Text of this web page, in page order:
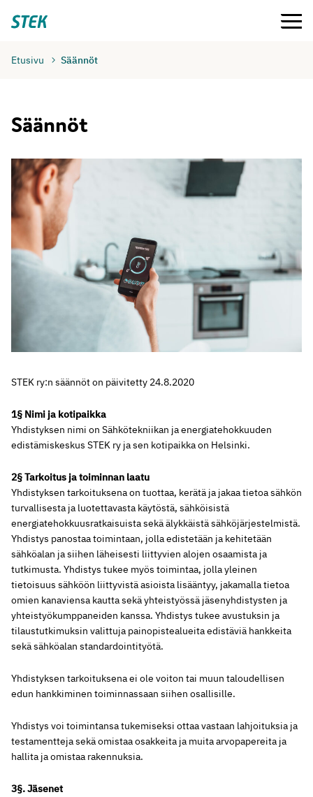
suoraan
Stek Valikko
Etusivu Säännöt
Säännöt
STEK ry:n säännöt on päivitetty 24.8.2020
1§ Nimi ja kotipaikka
Yhdistyksen nimi on Sähkötekniikan ja energiatehokkuuden
edistämiskeskus STEK ry ja sen kotipaikka on Helsinki.
2§ Tarkoitus ja toiminnan laatu
Yhdistyksen tarkoituksena on tuottaa, kerätä ja jakaa tietoa sähkön
turvallisesta ja luotettavasta käytöstä, sähköisistä
energiatehokkuusratkaisuista sekä älykkäistä sähköjärjestelmistä.
Yhdistys panostaa toimintaan, jolla edistetään ja kehitetään
sähköalan ja siihen läheisesti liittyvien alojen osaamista ja
tutkimusta. Yhdistys tukee myös toimintaa, jolla yleinen
tietoisuus sähköön liittyvistä asioista lisääntyy, jakamalla tietoa
omien kanaviensa kautta sekä yhteistyössä jäsenyhdistysten ja
yhteistyökumppaneiden kanssa. Yhdistys tukee avustuksin ja
tilaustutkimuksin valittuja painopistealueita edistäviä hankkeita
sekä sähköalan standardointityötä.
Yhdistyksen tarkoituksena ei ole voiton tai muun taloudellisen
edun hankkiminen toiminnassaan siihen osallisille.
Yhdistys voi toimintansa tukemiseksi ottaa vastaan lahjoituksia ja
testamentteja sekä omistaa osakkeita ja muita arvopapereita ja
hallita ja omistaa rakennuksia.
3§. Jäsenet